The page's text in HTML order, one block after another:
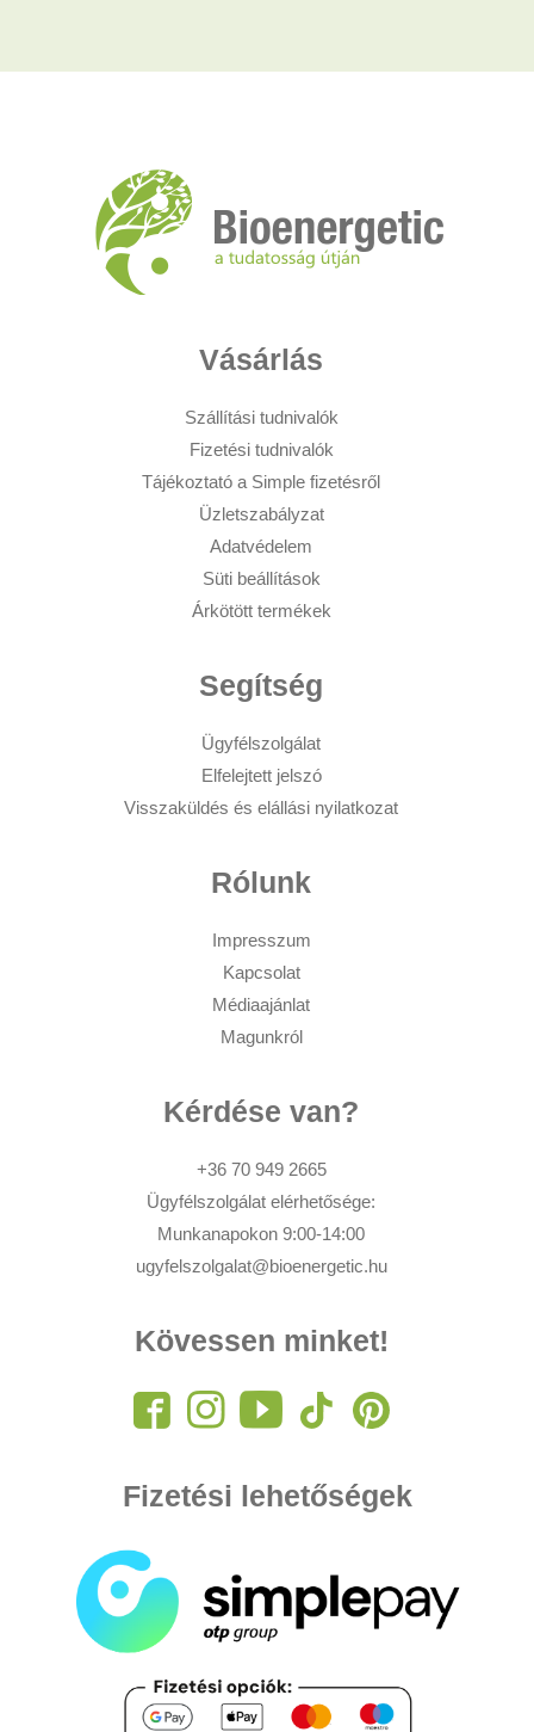
Vásárlás
Szállítási tudnivalók
Fizetési tudnivalók
Tájékoztató a Simple fizetésről
Üzletszabályzat
Adatvédelem
Süti beállítások
Árkötött termékek
Segítség
Ügyfélszolgálat
Elfelejtett jelszó
Visszaküldés és elállási nyilatkozat
Rólunk
Impresszum
Kapcsolat
Médiaajánlat
Magunkról
Kérdése van?
+36 70 949 2665
Ügyfélszolgálat elérhetősége:
Munkanapokon 9:00-14:00
ugyfelszolgalat@bioenergetic.hu
Kövessen minket!
Fizetési lehetőségek